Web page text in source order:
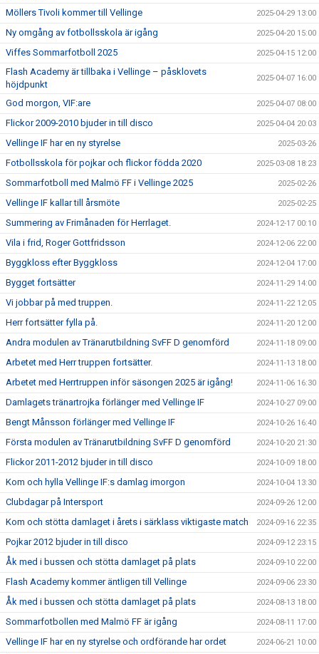
Möllers Tivoli kommer till Vellinge 2025-04-29 13:00
Ny omgång av fotbollsskola är igång 2025-04-20 15:00
Viffes Sommarfotboll 2025 2025-04-15 12:00
Flash Academy är tillbaka i Vellinge – påsklovets
höjdpunkt
2025-04-07 16:00
God morgon, VIF:are 2025-04-07 08:00
Flickor 2009-2010 bjuder in till disco 2025-04-04 20:03
Vellinge IF har en ny styrelse 2025-03-26
Fotbollsskola för pojkar och flickor födda 2020 2025-03-08 18:23
Sommarfotboll med Malmö FF i Vellinge 2025 2025-02-26
Vellinge IF kallar till årsmöte 2025-02-25
Summering av Frimånaden för Herrlaget. 2024-12-17 00:10
Vila i frid, Roger Gottfridsson 2024-12-06 22:00
Byggkloss efter Byggkloss 2024-12-04 17:00
Bygget fortsätter 2024-11-29 14:00
Vi jobbar på med truppen. 2024-11-22 12:05
Herr fortsätter fylla på. 2024-11-20 12:00
Andra modulen av Tränarutbildning SvFF D genomförd 2024-11-18 09:00
Arbetet med Herr truppen fortsätter. 2024-11-13 18:00
Arbetet med Herrtruppen inför säsongen 2025 är igång! 2024-11-06 16:30
Damlagets tränartrojka förlänger med Vellinge IF 2024-10-27 09:00
Bengt Månsson förlänger med Vellinge IF 2024-10-26 16:40
Första modulen av Tränarutbildning SvFF D genomförd 2024-10-20 21:30
Flickor 2011-2012 bjuder in till disco 2024-10-09 18:00
Kom och hylla Vellinge IF:s damlag imorgon 2024-10-04 13:30
Clubdagar på Intersport 2024-09-26 12:00
Kom och stötta damlaget i årets i särklass viktigaste match 2024-09-16 22:35
Pojkar 2012 bjuder in till disco 2024-09-12 23:15
Åk med i bussen och stötta damlaget på plats 2024-09-10 22:00
Flash Academy kommer äntligen till Vellinge 2024-09-06 23:30
Åk med i bussen och stötta damlaget på plats 2024-08-13 18:00
Sommarfotbollen med Malmö FF är igång 2024-08-11 17:00
Vellinge IF har en ny styrelse och ordförande har ordet 2024-06-21 10:00